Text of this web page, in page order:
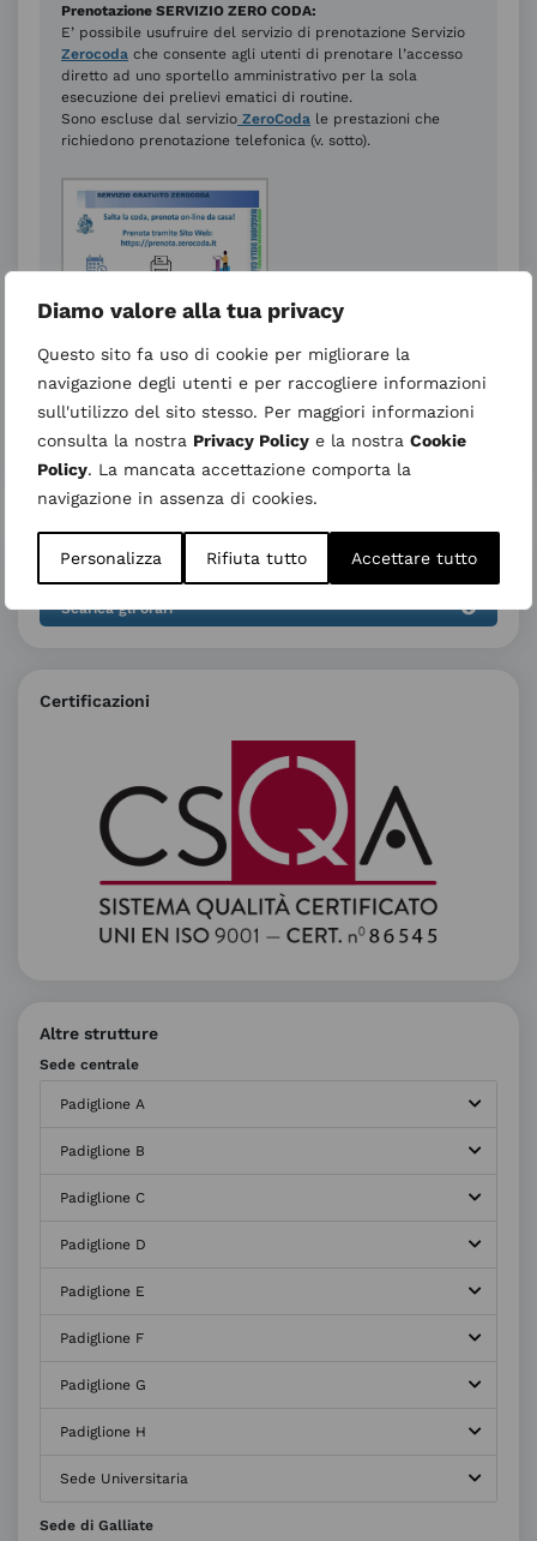
Diamo valore alla tua privacy
Questo sito fa uso di cookie per migliorare la
navigazione degli utenti e per raccogliere informazioni
sull'utilizzo del sito stesso. Per maggiori informazioni
consulta la nostra Privacy Policy e la nostra Cookie
Policy. La mancata accettazione comporta la
navigazione in assenza di cookies.
Personalizza Rifiuta tutto Accettare tutto
Prenotazione SERVIZIO ZERO CODA:
E’ possibile usufruire del servizio di prenotazione Servizio
Zerocoda che consente agli utenti di prenotare l’accesso
diretto ad uno sportello amministrativo per la sola
esecuzione dei prelievi ematici di routine.
Sono escluse dal servizio ZeroCoda le prestazioni che
richiedono prenotazione telefonica (v. sotto).
▶️Definizione dei criteri per l’accesso prioritario dei
pazienti con invalidità
Orario colloquio medici
Scarica gli orari
Certificazioni
Altre strutture
Sede centrale
Padiglione A
Padiglione B
Padiglione C
Padiglione D
Padiglione E
Padiglione F
Padiglione G
Padiglione H
Sede Universitaria
Sede di Galliate